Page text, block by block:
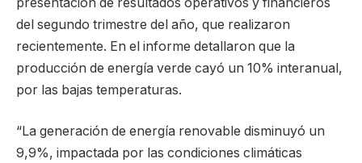
del segundo trimestre del año, que realizaron
recientemente. En el informe detallaron que la
producción de energía verde cayó un 10% interanual,
por las bajas temperaturas.
“La generación de energía renovable disminuyó un
9,9%, impactada por las condiciones climáticas